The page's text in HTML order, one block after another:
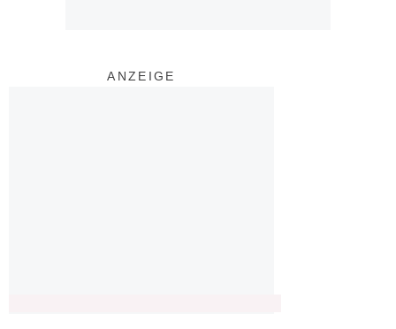
ANZEIGE